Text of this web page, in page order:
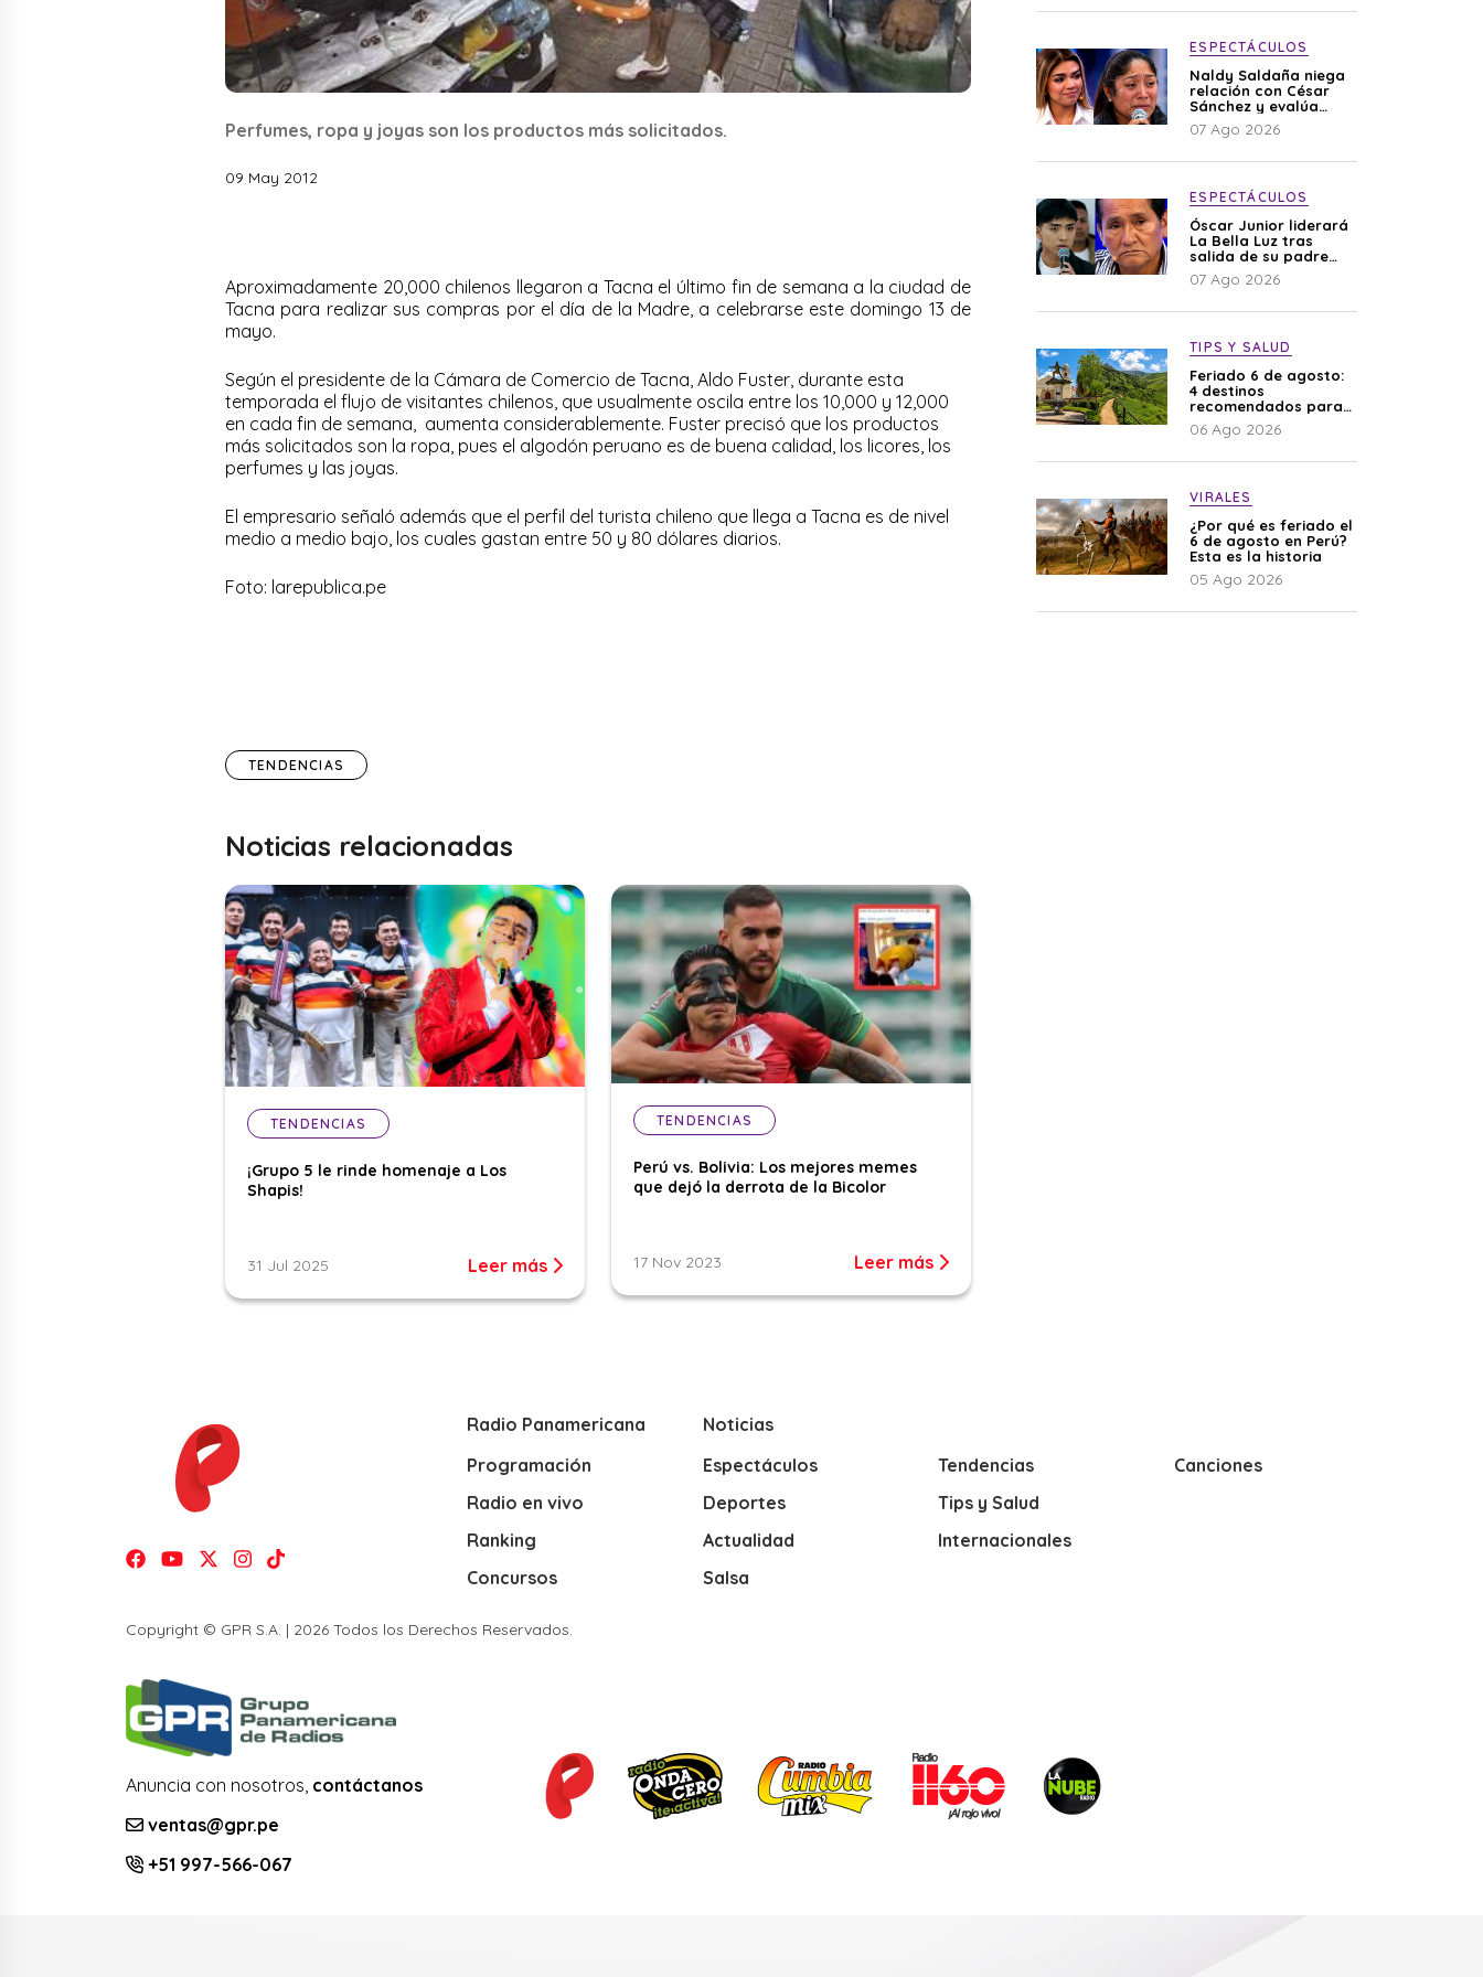
Perfumes, ropa y joyas son los productos más solicitados.
09 May 2012
Aproximadamente 20,000 chilenos llegaron a Tacna el último fin de semana a la ciudad de
Tacna para realizar sus compras por el día de la Madre, a celebrarse este domingo 13 de
mayo.
Según el presidente de la Cámara de Comercio de Tacna, Aldo Fuster, durante esta
temporada el flujo de visitantes chilenos, que usualmente oscila entre los 10,000 y 12,000
en cada fin de semana, aumenta considerablemente. Fuster precisó que los productos
más solicitados son la ropa, pues el algodón peruano es de buena calidad, los licores, los
perfumes y las joyas.
El empresario señaló además que el perfil del turista chileno que llega a Tacna es de nivel
medio a medio bajo, los cuales gastan entre 50 y 80 dólares diarios.
Foto: larepublica.pe
TENDENCIAS
Noticias relacionadas
TENDENCIAS
¡Grupo 5 le rinde homenaje a Los
Shapis!
31 Jul 2025 Leer más
TENDENCIAS
Perú vs. Bolivia: Los mejores memes
que dejó la derrota de la Bicolor
17 Nov 2023 Leer más
ESPECTÁCULOS
Naldy Saldaña niega
relación con César
Sánchez y evalúa
denunciar a su
esposa: “Es una
07 Ago 2026
ESPECTÁCULOS
Óscar Junior liderará
La Bella Luz tras
salida de su padre
por polémica con
Naldy Saldaña
07 Ago 2026
TIPS Y SALUD
Feriado 6 de agosto:
4 destinos
recomendados para
disfrutar el descanso
06 Ago 2026
VIRALES
¿Por qué es feriado el
6 de agosto en Perú?
Esta es la historia
05 Ago 2026
Radio Panamericana
Programación
Radio en vivo
Ranking
Concursos
Noticias
Espectáculos
Deportes
Actualidad
Salsa
Tendencias
Tips y Salud
Internacionales
Canciones
Copyright © GPR S.A. | 2026 Todos los Derechos Reservados.
Anuncia con nosotros, contáctanos
ventas@gpr.pe
+51 997-566-067